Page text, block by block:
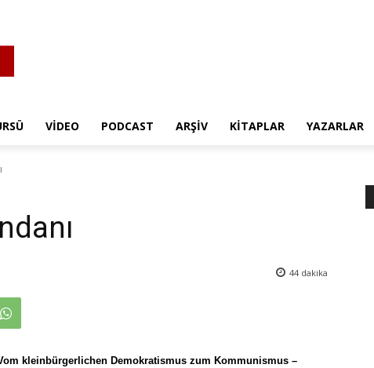
VIDEO PODCAST ARŞIV KITAPLAR YAZARLAR
44 dakika
kleinbürgerlichen Demokratismus zum Kommunismus –